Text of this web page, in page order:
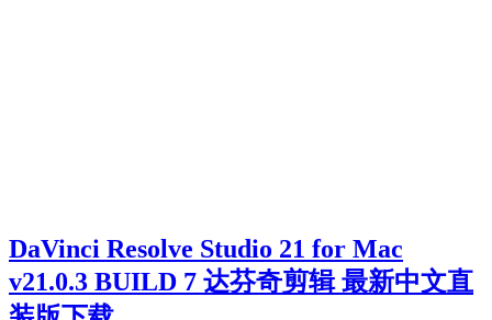
DaVinci Resolve Studio 21 for Mac
v21.0.3 BUILD 7 达芬奇剪辑 最新中文直